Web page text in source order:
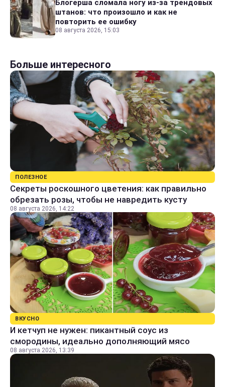
Блогерша сломала ногу из-за трендовых
штанов: что произошло и как не
повторить ее ошибку
08 августа 2026, 15:03
Больше интересного
ПОЛЕЗНОЕ
Секреты роскошного цветения: как правильно
обрезать розы, чтобы не навредить кусту
08 августа 2026, 14:22
ВКУСНО
И кетчуп не нужен: пикантный соус из
смородины, идеально дополняющий мясо
08 августа 2026, 13:39